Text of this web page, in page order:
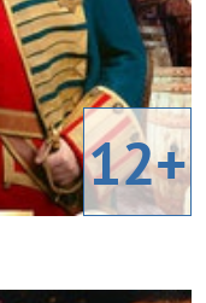
12+